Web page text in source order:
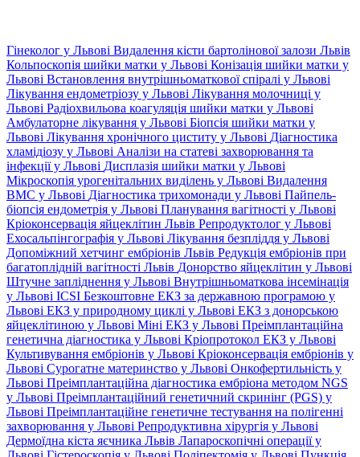
Гінеколог у Львові Видалення кісти бартолінової залози Львів
Кольпоскопія шийки матки у Львові Конізація шийки матки у
Львові Встановлення внутрішньоматкової спіралі у Львові
Лікування ендометріозу у Львові Лікування молочниці у
Львові Радіохвильова коагуляція шийки матки у Львові
Амбулаторне лікування у Львові Біопсія шийки матки у
Львові Лікування хронічного циститу у Львові Діагностика
хламідіозу у Львові Аналізи на статеві захворювання та
інфекції у Львові Дисплазія шийки матки у Львові
Мікроскопія урогенітальних виділень у Львові Видалення
ВМС у Львові Діагностика трихомонади у Львові Пайпель-
біопсія ендометрія у Львові Планування вагітності у Львові
Кріоконсервація яйцеклітин Львів Репродуктолог у Львові
Ехосальпінгографія у Львові Лікування безпліддя у Львові
Допоміжний хетчинг ембріонів Львів Редукція ембріонів при
багатоплідній вагітності Львів Донорство яйцеклітин у Львові
Штучне запліднення у Львові Внутрішньоматкова інсемінація
у Львові ICSI Безкоштовне ЕКЗ за державною програмою у
Львові ЕКЗ у природному циклі у Львові ЕКЗ з донорською
яйцеклітиною у Львові Міні ЕКЗ у Львові Преімплантаційна
генетична діагностика у Львові Кріопротокол ЕКЗ у Львові
Культивування ембріонів у Львові Кріоконсервація ембріонів у
Львові Сурогатне материнство у Львові Онкофертильність у
Львові Преімплантаційна діагностика ембріона методом NGS
у Львові Преімплантаційний генетичний скринінг (PGS) у
Львові Преімплантаційне генетичне тестування на полігенні
захворювання у Львові Репродуктивна хірургія у Львові
Дермоїдна кіста яєчника Львів Лапароскопічні операції у